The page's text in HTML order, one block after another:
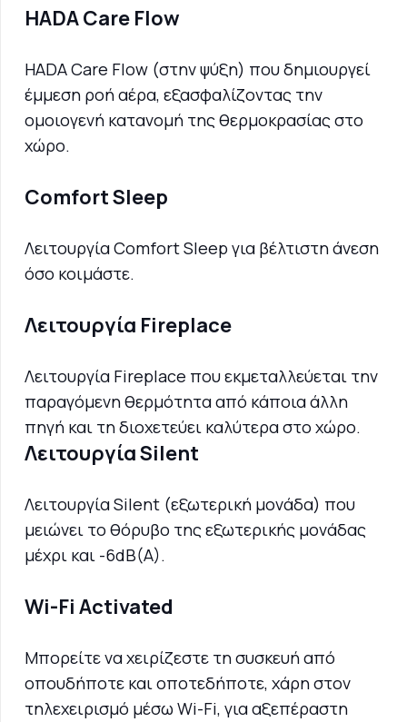
HADA Care Flow
HADA Care Flow (στην ψύξη) που δημιουργεί
έμμεση ροή αέρα, εξασφαλίζοντας την
ομοιογενή κατανομή της θερμοκρασίας στο
χώρο.
Comfort Sleep
Λειτουργία Comfort Sleep για βέλτιστη άνεση
όσο κοιμάστε.
Λειτουργία Fireplace
Λειτουργία Fireplace που εκμεταλλεύεται την
παραγόμενη θερμότητα από κάποια άλλη
πηγή και τη διοχετεύει καλύτερα στο χώρο.
Λειτουργία Silent
Λειτουργία Silent (εξωτερική μονάδα) που
μειώνει το θόρυβο της εξωτερικής μονάδας
μέχρι και -6dB(A).
Wi-Fi Activated
Μπορείτε να χειρίζεστε τη συσκευή από
οπουδήποτε και οποτεδήποτε, χάρη στον
τηλεχειρισμό μέσω Wi-Fi, για αξεπέραστη